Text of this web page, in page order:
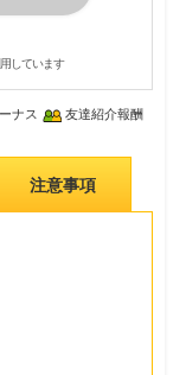
しています
ナス 友達紹介報酬
注意事項